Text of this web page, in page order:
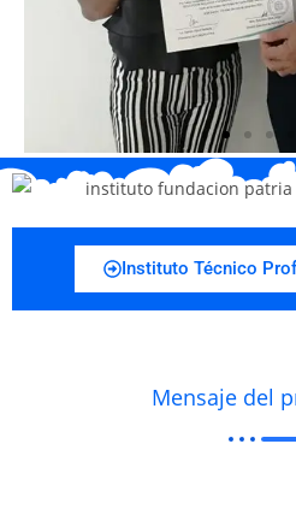
Instituto Técnico
Mensaje del